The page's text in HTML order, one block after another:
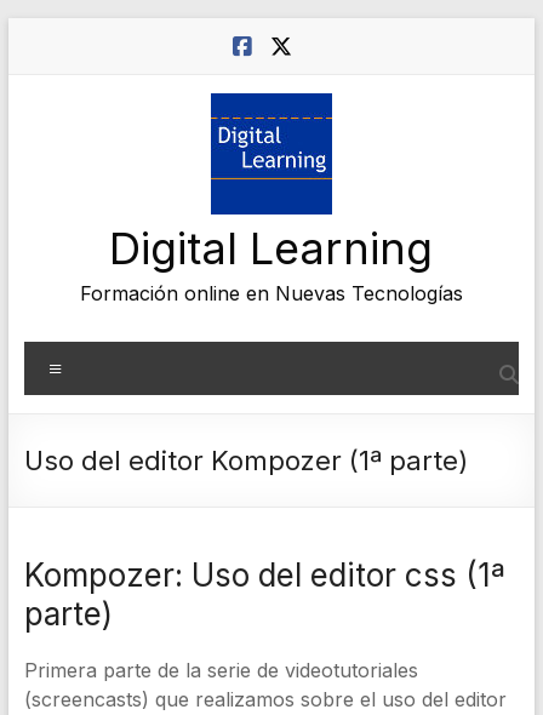
Digital Learning
Formación online en Nuevas Tecnologías
Uso del editor Kompozer (1ª parte)
Kompozer: Uso del editor css (1ª
parte)
Primera parte de la serie de videotutoriales
(screencasts) que realizamos sobre el uso del editor